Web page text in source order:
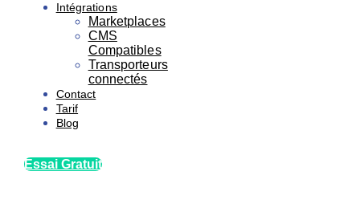
Intégrations
Marketplaces
CMS
Compatibles
Transporteurs
connectés
Contact
Tarif
Blog
Essai Gratuit